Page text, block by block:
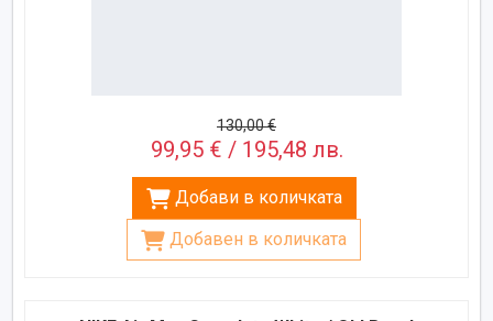
130,00 €
99,95 € / 195,48 лв.
Добави в количката
Добавен в количката